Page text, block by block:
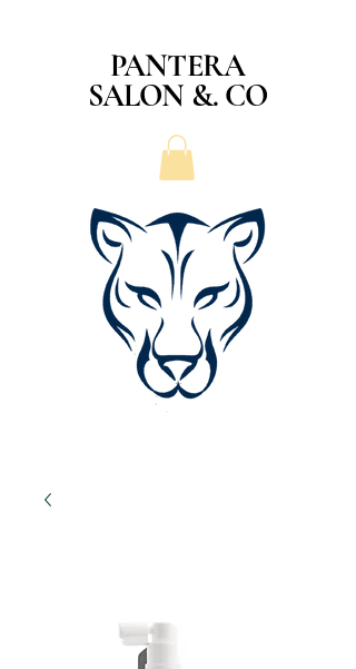
PANTERA
SALON &. CO